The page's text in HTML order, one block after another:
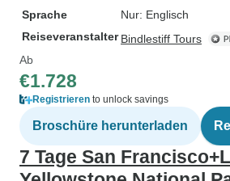
Sprache
Nur: Englisch
Reiseveranstalter Bindlestiff Tours
Ab
€1.728
Registrieren to unlock savings
Broschüre herunterladen
7 Tage San